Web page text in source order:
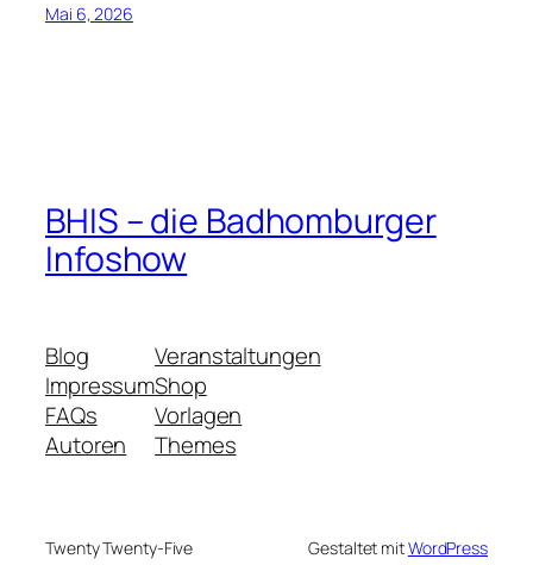
Mai 6, 2026
BHIS – die Badhomburger
Infoshow
Blog
Impressum
FAQs
Autoren
Veranstaltungen
Shop
Vorlagen
Themes
Twenty Twenty-Five Gestaltet mitWordPress